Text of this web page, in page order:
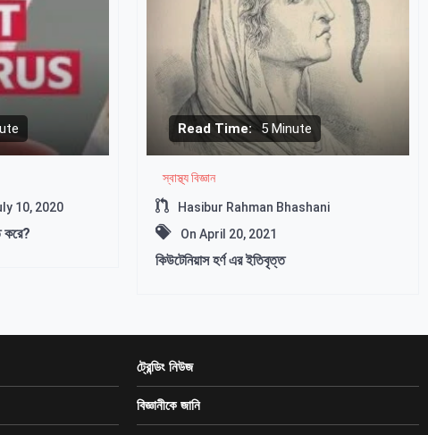
10, 2020
করে?
Read Time: 5 Minute
স্বাস্থ্য বিজ্ঞান
Hasibur Rahman Bhashani
On April 20, 2021
কিউটেনিয়াস হর্ণ এর ইতিবৃত্ত
ট্রেন্ডিং নিউজ
বিজ্ঞানীকে জানি